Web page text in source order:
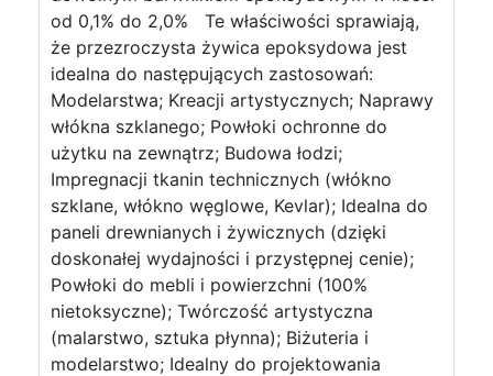
od 0,1% do 2,0% Te właściwości sprawiają,
że przezroczysta żywica epoksydowa jest
idealna do następujących zastosowań:
Modelarstwa; Kreacji artystycznych; Naprawy
włókna szklanego; Powłoki ochronne do
użytku na zewnątrz; Budowa łodzi;
Impregnacji tkanin technicznych (włókno
szklane, włókno węglowe, Kevlar); Idealna do
paneli drewnianych i żywicznych (dzięki
doskonałej wydajności i przystępnej cenie);
Powłoki do mebli i powierzchni (100%
nietoksyczne); Twórczość artystyczna
(malarstwo, sztuka płynna); Biżuteria i
modelarstwo; Idealny do projektowania